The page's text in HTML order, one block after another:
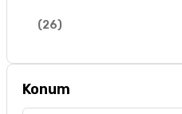
(26)
Konum